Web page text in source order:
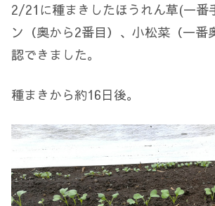
2/21に種まきしたほうれん草(一番
ン（奥から2番目）、小松菜（一番
認できました。
種まきから約16日後。